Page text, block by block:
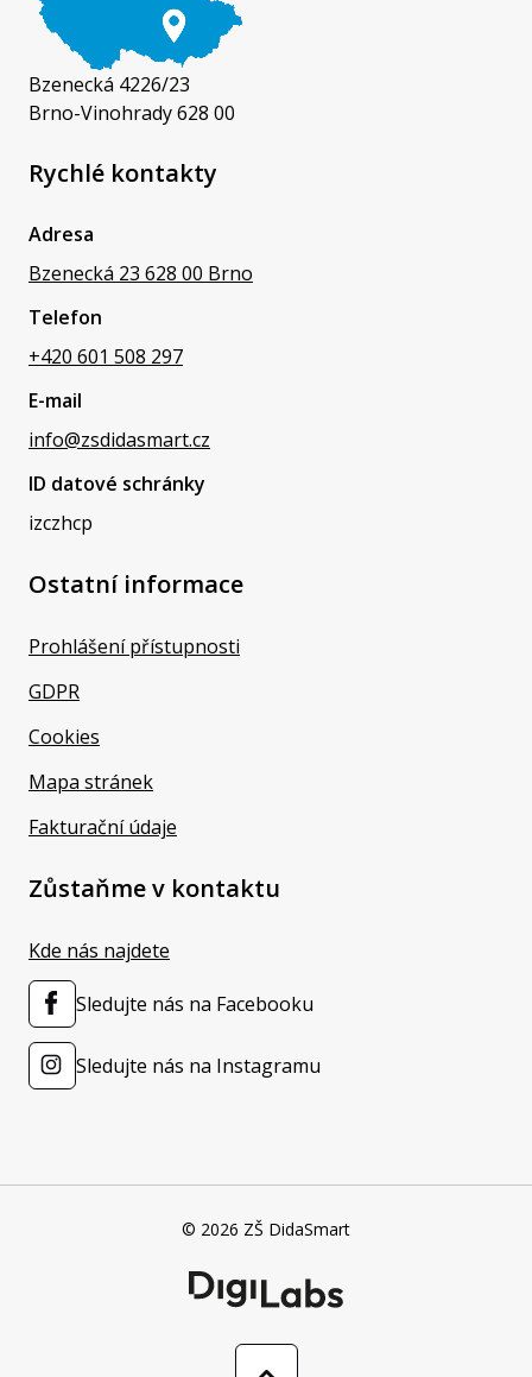
Bzenecká 4226/23
Brno-Vinohrady 628 00
Rychlé kontakty
Adresa
Bzenecká 23 628 00 Brno
Telefon
+420 601 508 297
E-mail
info@zsdidasmart.cz
ID datové schránky
izczhcp
Ostatní informace
Prohlášení přístupnosti
GDPR
Cookies
Mapa stránek
Fakturační údaje
Zůstaňme v kontaktu
Kde nás najdete
Sledujte nás na Facebooku
Sledujte nás na Instagramu
© 2026 ZŠ DidaSmart